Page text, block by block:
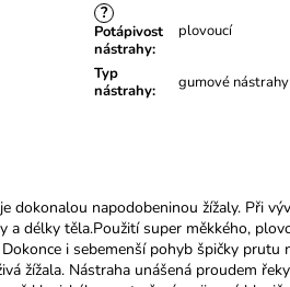
?
Potápivost
nástrahy:
plovoucí
Typ
nástrahy: gumové nástrahy
dokonalou napodobeninou žížaly. Při
a délky těla.Použití super měkkého,
i sebemenší pohyb špičky prutu
žížala. Nástraha unášená proudem